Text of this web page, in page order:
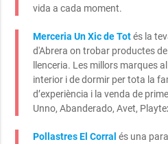
vida a cada moment.
Merceria Un Xic de Totés la
d'Abrera on trobar productes
llenceria. Les millors marques
interior i de dormir per tota la
d’experiència i la venda de
Unno, Abanderado, Avet,
Pollastres El Corral és una